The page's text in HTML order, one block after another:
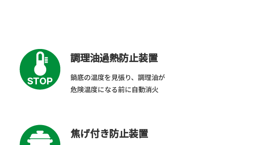
調理油過熱防止装置
鍋底の温度を見張り、調理油が
危険温度になる前に自動消火
焦げ付き防止装置